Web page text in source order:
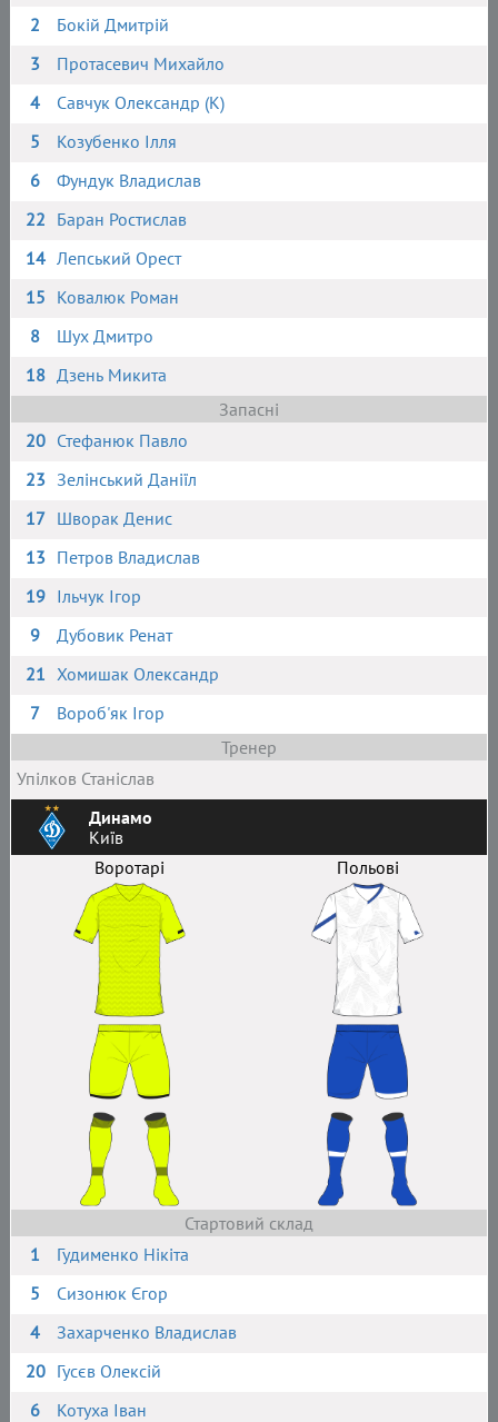
2
Бокій Дмитрій
3
Протасевич Михайло
4
Савчук Олександр (К)
5
Козубенко Ілля
6
Фундук Владислав
22 Баран Ростислав
14 Лепський Орест
15 Ковалюк Роман
8
Шух Дмитро
18 Дзень Микита
Запасні
20 Стефанюк Павло
23 Зелінський Даніїл
17 Шворак Денис
13 Петров Владислав
19 Ільчук Ігор
9
Дубовик Ренат
21 Хомишак Олександр
7
Вороб'як Ігор
Тренер
Упілков Станіслав
Динамо
Київ
Воротарі
Польові
Стартовий склад
1
Гудименко Нікіта
5
Сизонюк Єгор
4
Захарченко Владислав
20 Гусєв Олексій
6
Котуха Іван